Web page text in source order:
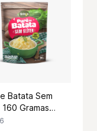
Batata Sem
Gramas